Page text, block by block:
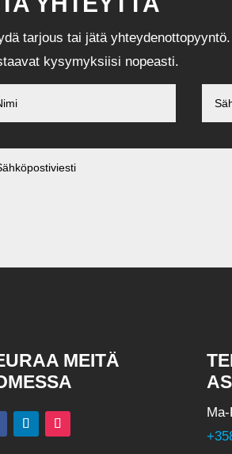
tarjous tai jätä
kysymyksiisi nopeasti.
MEITÄ